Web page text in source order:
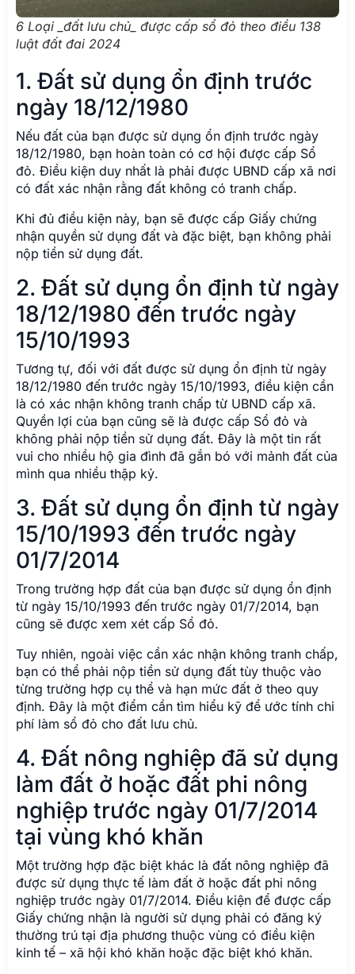
6 Loại _đất lưu chủ_ được cấp sổ đỏ theo điều 138
luật đất đai 2024
1. Đất sử dụng ổn định trước
ngày 18/12/1980
Nếu đất của bạn được sử dụng ổn định trước ngày
18/12/1980, bạn hoàn toàn có cơ hội được cấp Sổ
đỏ. Điều kiện duy nhất là phải được UBND cấp xã nơi
có đất xác nhận rằng đất không có tranh chấp.
Khi đủ điều kiện này, bạn sẽ được cấp Giấy chứng
nhận quyền sử dụng đất và đặc biệt, bạn không phải
nộp tiền sử dụng đất.
2. Đất sử dụng ổn định từ ngày
18/12/1980 đến trước ngày
15/10/1993
Tương tự, đối với đất được sử dụng ổn định từ ngày
18/12/1980 đến trước ngày 15/10/1993, điều kiện cần
là có xác nhận không tranh chấp từ UBND cấp xã.
Quyền lợi của bạn cũng sẽ là được cấp Sổ đỏ và
không phải nộp tiền sử dụng đất. Đây là một tin rất
vui cho nhiều hộ gia đình đã gắn bó với mảnh đất của
mình qua nhiều thập kỷ.
3. Đất sử dụng ổn định từ ngày
15/10/1993 đến trước ngày
01/7/2014
Trong trường hợp đất của bạn được sử dụng ổn định
từ ngày 15/10/1993 đến trước ngày 01/7/2014, bạn
cũng sẽ được xem xét cấp Sổ đỏ.
Tuy nhiên, ngoài việc cần xác nhận không tranh chấp,
bạn có thể phải nộp tiền sử dụng đất tùy thuộc vào
từng trường hợp cụ thể và hạn mức đất ở theo quy
định. Đây là một điểm cần tìm hiểu kỹ để ước tính chi
phí làm sổ đỏ cho đất lưu chủ.
4. Đất nông nghiệp đã sử dụng
làm đất ở hoặc đất phi nông
nghiệp trước ngày 01/7/2014
tại vùng khó khăn
Một trường hợp đặc biệt khác là đất nông nghiệp đã
được sử dụng thực tế làm đất ở hoặc đất phi nông
nghiệp trước ngày 01/7/2014. Điều kiện để được cấp
Giấy chứng nhận là người sử dụng phải có đăng ký
thường trú tại địa phương thuộc vùng có điều kiện
kinh tế – xã hội khó khăn hoặc đặc biệt khó khăn.